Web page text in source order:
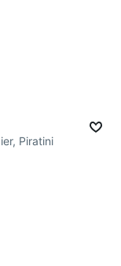
Piratini